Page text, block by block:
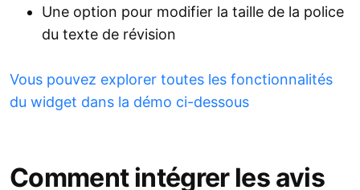
Une option pour modifier la taille de la police
du texte de révision
Vous pouvez explorer toutes les fonctionnalités
du widget dans la démo ci-dessous
Comment intégrer les avis